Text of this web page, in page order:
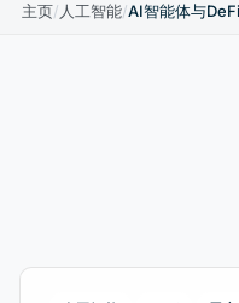
主页/ 人工智能/